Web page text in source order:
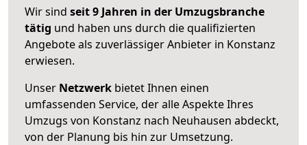
Wir sind seit 9 Jahren in der Umzugsbranche
tätig und haben uns durch die qualifizierten
Angebote als zuverlässiger Anbieter in Konstanz
erwiesen.
Unser Netzwerk bietet Ihnen einen
umfassenden Service, der alle Aspekte Ihres
Umzugs von Konstanz nach Neuhausen abdeckt,
von der Planung bis hin zur Umsetzung.